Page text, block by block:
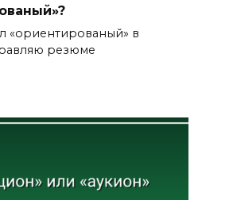
«ориентированый» в
резюме